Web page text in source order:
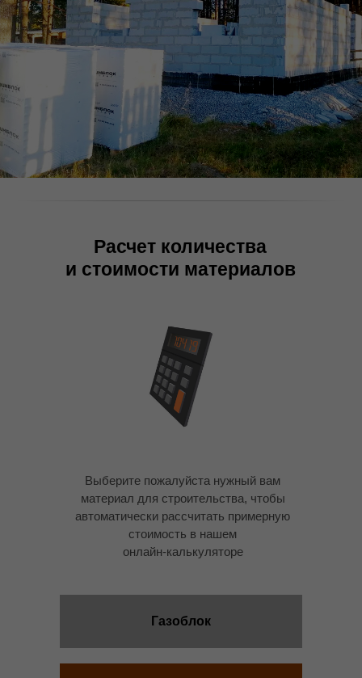
Расчет количества
и стоимости материалов
Газоблок
Выберите пожалуйста нужный вам
материал для строительства, чтобы
автоматически рассчитать примерную
стоимость в нашем
онлайн-калькуляторе